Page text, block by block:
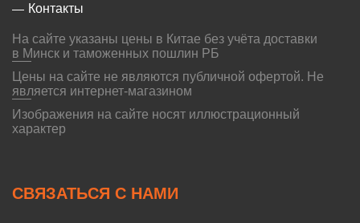
Контакты
На сайте указаны цены в Китае без учёта доставки
в Минск и таможенных пошлин РБ
Цены на сайте не являются публичной офертой. Не
является интернет-магазином
Изображения на сайте носят иллюстрационный
характер
СВЯЗАТЬСЯ С НАМИ